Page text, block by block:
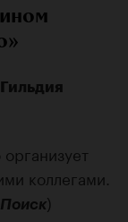
коллегами.
)